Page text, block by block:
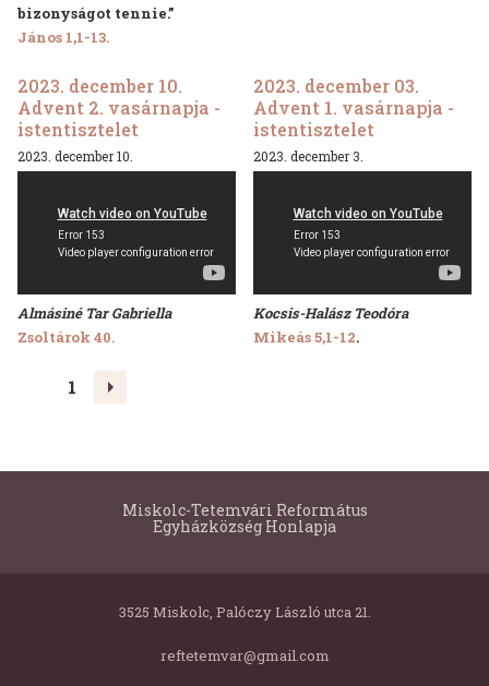
bizonyságot tennie.”
János 1,1-13.
2023. december 10.
Advent 2. vasárnapja -
istentisztelet
2023. december 10.
Almásiné Tar Gabriella
Zsoltárok 40.
2023. december 03.
Advent 1. vasárnapja -
istentisztelet
2023. december 3.
Kocsis-Halász Teodóra
Mikeás 5,1-12.
1
Miskolc-Tetemvári Református
Egyházközség Honlapja
3525 Miskolc, Palóczy László utca 21.
reftetemvar@gmail.com